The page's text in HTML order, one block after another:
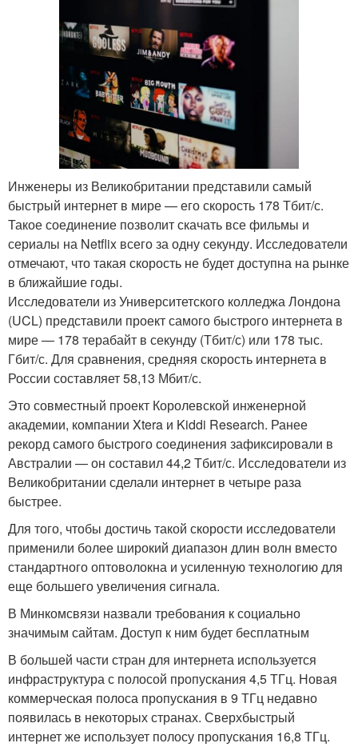
Инженеры из Великобритании представили самый
быстрый интернет в мире — его скорость 178 Тбит/с.
Такое соединение позволит скачать все фильмы и
сериалы на Netflix всего за одну секунду. Исследователи
отмечают, что такая скорость не будет доступна на рынке
в ближайшие годы.
Исследователи из Университетского колледжа Лондона
(UCL) представили проект самого быстрого интернета в
мире — 178 терабайт в секунду (Тбит/с) или 178 тыс.
Гбит/с. Для сравнения, средняя скорость интернета в
России составляет 58,13 Мбит/с.
Это совместный проект Королевской инженерной
академии, компании Xtera и Kiddi Research. Ранее
рекорд самого быстрого соединения зафиксировали в
Австралии — он составил 44,2 Тбит/с. Исследователи из
Великобритании сделали интернет в четыре раза
быстрее.
Для того, чтобы достичь такой скорости исследователи
применили более широкий диапазон длин волн вместо
стандартного оптоволокна и усиленную технологию для
еще большего увеличения сигнала.
В Минкомсвязи назвали требования к социально
значимым сайтам. Доступ к ним будет бесплатным
В большей части стран для интернета используется
инфраструктура с полосой пропускания 4,5 ТГц. Новая
коммерческая полоса пропускания в 9 ТГц недавно
появилась в некоторых странах. Сверхбыстрый
интернет же использует полосу пропускания 16,8 ТГц.